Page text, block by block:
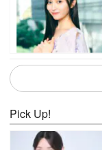
Pick Up!